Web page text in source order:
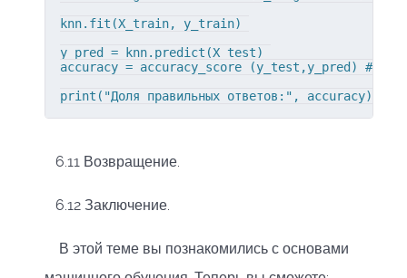
knn.fit(X_train, y_train)
y_pred = knn.predict(X_test)
accuracy = accuracy_score (y_test,y_pred) #
print("Доля правильных ответов:", accuracy) #
6.11 Возвращение.
6.12 Заключение.
В этой теме вы познакомились с основами